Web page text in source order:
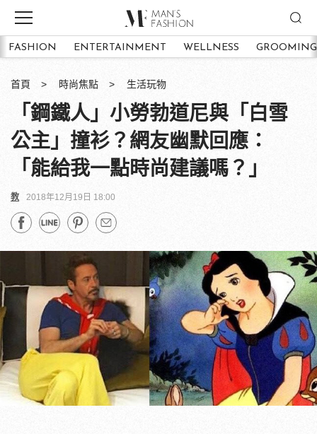
FASHION ENTERTAINMENT WELLNESS GROOMING
首頁 時尚焦點 生活玩物
「鋼鐵人」小勞勃道尼與「白雪
公主」撞衫？網友幽默回應：
「能給我一點時尚建議嗎？」
教 2018年12月19日 18:00